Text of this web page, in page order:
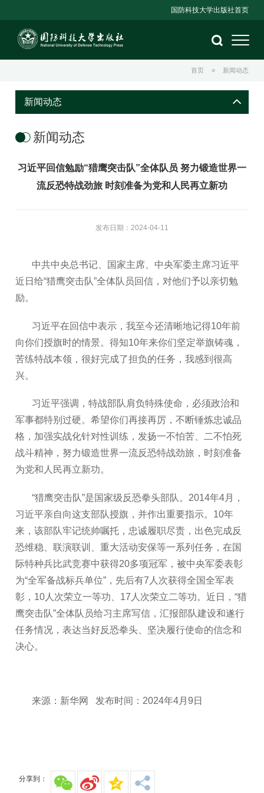
国防科技大学出版社首页
首页 » 新闻动态
新闻动态
新闻动态
习近平回信勉励“猎鹰突击队”全体队员 努力锻造世界一
流反恐特战劲旅 时刻准备为党和人民再立新功
发布日期：2024-04-11
中共中央总书记、国家主席、中央军委主席习近平
近日给“猎鹰突击队”全体队员回信，对他们予以亲切勉
励。
习近平在回信中表示，我至今还清晰地记得10年前
向你们授旗时的情景。得知10年来你们坚定举旗铸魂，
苦练特战本领，很好完成了担负的任务，我感到很高
兴。
习近平强调，特战部队肩负特殊使命，必须政治和
军事都特别过硬。希望你们再接再厉，不断锤炼忠诚品
格，加强实战化针对性训练，发扬一不怕苦、二不怕死
战斗精神，努力锻造世界一流反恐特战劲旅，时刻准备
为党和人民再立新功。
“猎鹰突击队”是国家级反恐拳头部队。2014年4月，
习近平亲自向这支部队授旗，并作出重要指示。10年
来，该部队牢记统帅嘱托，忠诚履职尽责，出色完成反
恐维稳、联演联训、重大活动安保等一系列任务，在国
际特种兵比武竞赛中获得20多项冠军，被中央军委表彰
为“全军备战标兵单位”，先后有7人次获得全国全军表
彰，10人次荣立一等功、17人次荣立二等功。近日，“猎
鹰突击队”全体队员给习主席写信，汇报部队建设和遂行
任务情况，表达当好反恐拳头、坚决履行使命的信念和
决心。
来源：新华网 发布时间：2024年4月9日
分享到：